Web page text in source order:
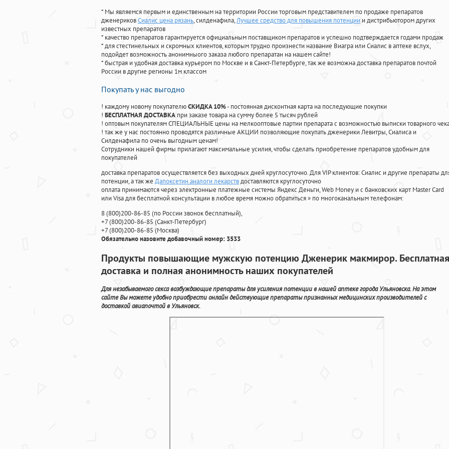
* Мы являемся первым и единственным на территории России торговым представителем по продаже препаратов
дженериковСиалис цена рязань, силденафила,Лучшее средство для повышения потенции и дистрибьютором других
известных препаратов
* качество препаратов гарантируется официальным поставщиком препаратов и успешно подтверждается годами продаж
* для стестинельных и скромных клиентов, которым трудно произнести название Виагра или Сиалис в аптеке вслух,
подойдет возможность анонимныого заказа любого препаратан на нашем сайте!
* быстрая и удобная доставка курьером по Москве и в Санкт-Петербурге, так же возможна доставка препаратов почтой
России в другие регионы 1м классом
Покупать у нас выгодно
! каждому новому покупателюСКИДКА 10%- постоянная дисконтная карта на последующие покупки
! БЕСПЛАТНАЯ ДОСТАВКА при заказе товара на сумму более 5 тысяч рублей
! оптовым покупателям СПЕЦИАЛЬНЫЕ цены на мелкооптовые партии препарата с возможностью выписки товарного
! так же у нас постоянно проводятся различные АКЦИИ позволяющие покупать дженерики Левитры, Сиалиса и
Силденафила по очень выгодным ценам!
Cотрудники нашей фирмы прилагают максимальные усилия, чтобы сделать приобретение препаратов удобным для
покупателей
доставка препаратов осуществляется без выходных дней круглосуточно. Для VIP клиентов: Сиалис и другие препараты
потенции, а так же Дапоксетин аналоги лекарствдоставляются круглосуточно
оплата принимаются через электронные платежные системы Яндекс Деньги, Web Money и с банковских карт Master Card
или Visa для бесплатной консультации в любое время можно обратиться» по многоканальным телефонам:
8(800)200-86-85 (по России звонок бесплатный),
+7(800)200-86-85 (Санкт-Петербург)
+7(800)200-86-85 (Москва)
Обязательно назовите добавочный номер: 3533
Продукты повышающие мужскую потенцию Дженерик макмирор. Бесплатная
доставка и полная анонимность наших покупателей
Для незабываемого секса возбуждающие препараты для усиления потенции в нашей аптеке города Ульяновска. На этом
сайте Вы можете удобно приобрести онлайн действующие препараты признанных медицинских производителей с
доставкой авиапочтой в Ульяновск.